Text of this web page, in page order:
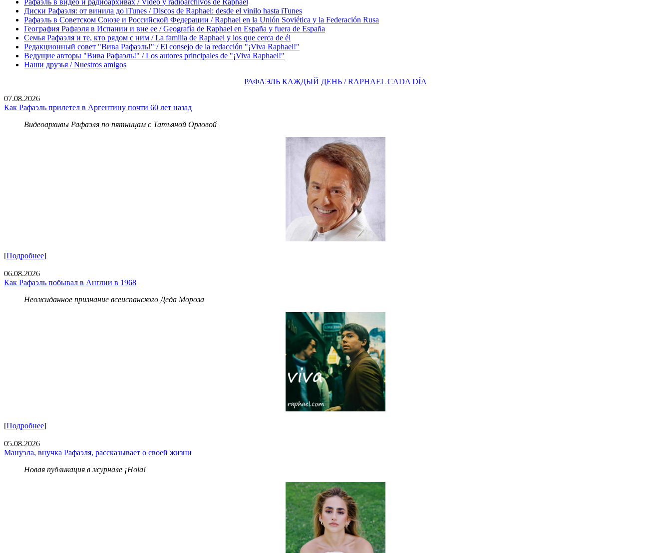
Рафаэль в видео и радиоархивах / Video y radioarchivos de Raphael
Диски Рафаэля: от винила до iTunes / Discos de Raphael: desde el vinilo hasta iTunes
Рафаэль в Советском Союзе и Российской Федерации / Raphael en la Unión Soviética y la Federación Rusa
География Рафаэля в Испании и вне ее / Geografía de Raphael en España y fuera de España
Семья Рафаэля и те, кто рядом с ним / La familia de Raphael y los que cerca de él
Редакционный совет "Вива Рафаэль!" / El consejo de la redacción "¡Viva Raphael!"
Ведущие авторы "Вива Рафаэль!" / Los autores principales de "¡Viva Raphael!"
Наши друзья / Nuestros amigos
РАФАЭЛЬ КАЖДЫЙ ДЕНЬ / RAPHAEL CADA DÍA
07.08.2026
Как Рафаэль прилетел в Аргентину почти 60 лет назад
Видеоархивы Рафаэля по пятницам с Татьяной Орловой
[Подробнее]
06.08.2026
Как Рафаэль побывал в Англии в 1968
Неожиданное признание всеиспанского Деда Мороза
[Подробнее]
05.08.2026
Мануэла, внучка Рафаэля, рассказывает о своей жизни
Новая публикация в журнале ¡Hola!